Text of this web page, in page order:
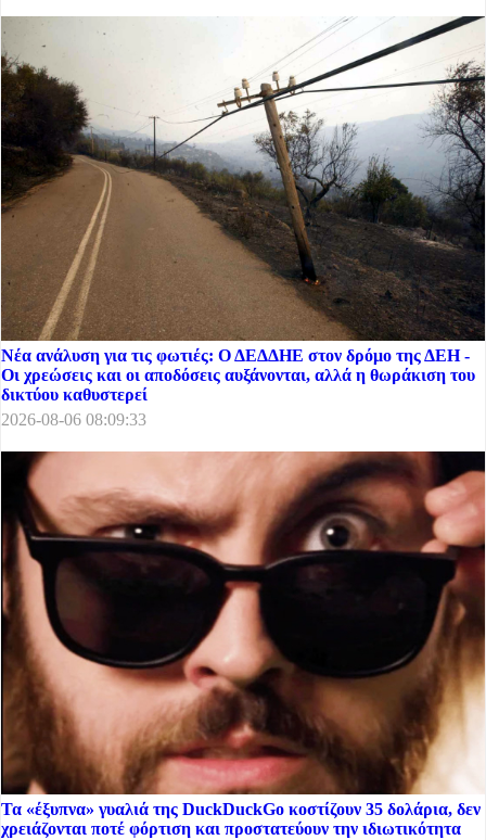
Νέα ανάλυση για τις φωτιές: Ο ΔΕΔΔΗΕ στον δρόμο της ΔΕΗ -
Οι χρεώσεις και οι αποδόσεις αυξάνονται, αλλά η θωράκιση του
δικτύου καθυστερεί
2026-08-06 08:09:33
Τα «έξυπνα» γυαλιά της DuckDuckGo κοστίζουν 35 δολάρια, δεν
χρειάζονται ποτέ φόρτιση και προστατεύουν την ιδιωτικότητα